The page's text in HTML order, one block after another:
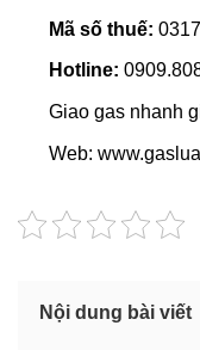
Mã số thuế:
Hotline:
Giao gas nhanh
Web:
Nội dung bài viết